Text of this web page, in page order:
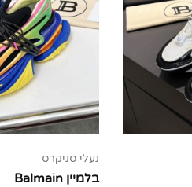
נעלי סניקרס
בלמיין Balmain